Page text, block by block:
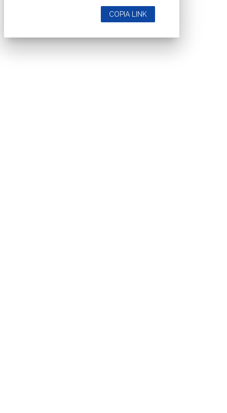
COPIA LINK